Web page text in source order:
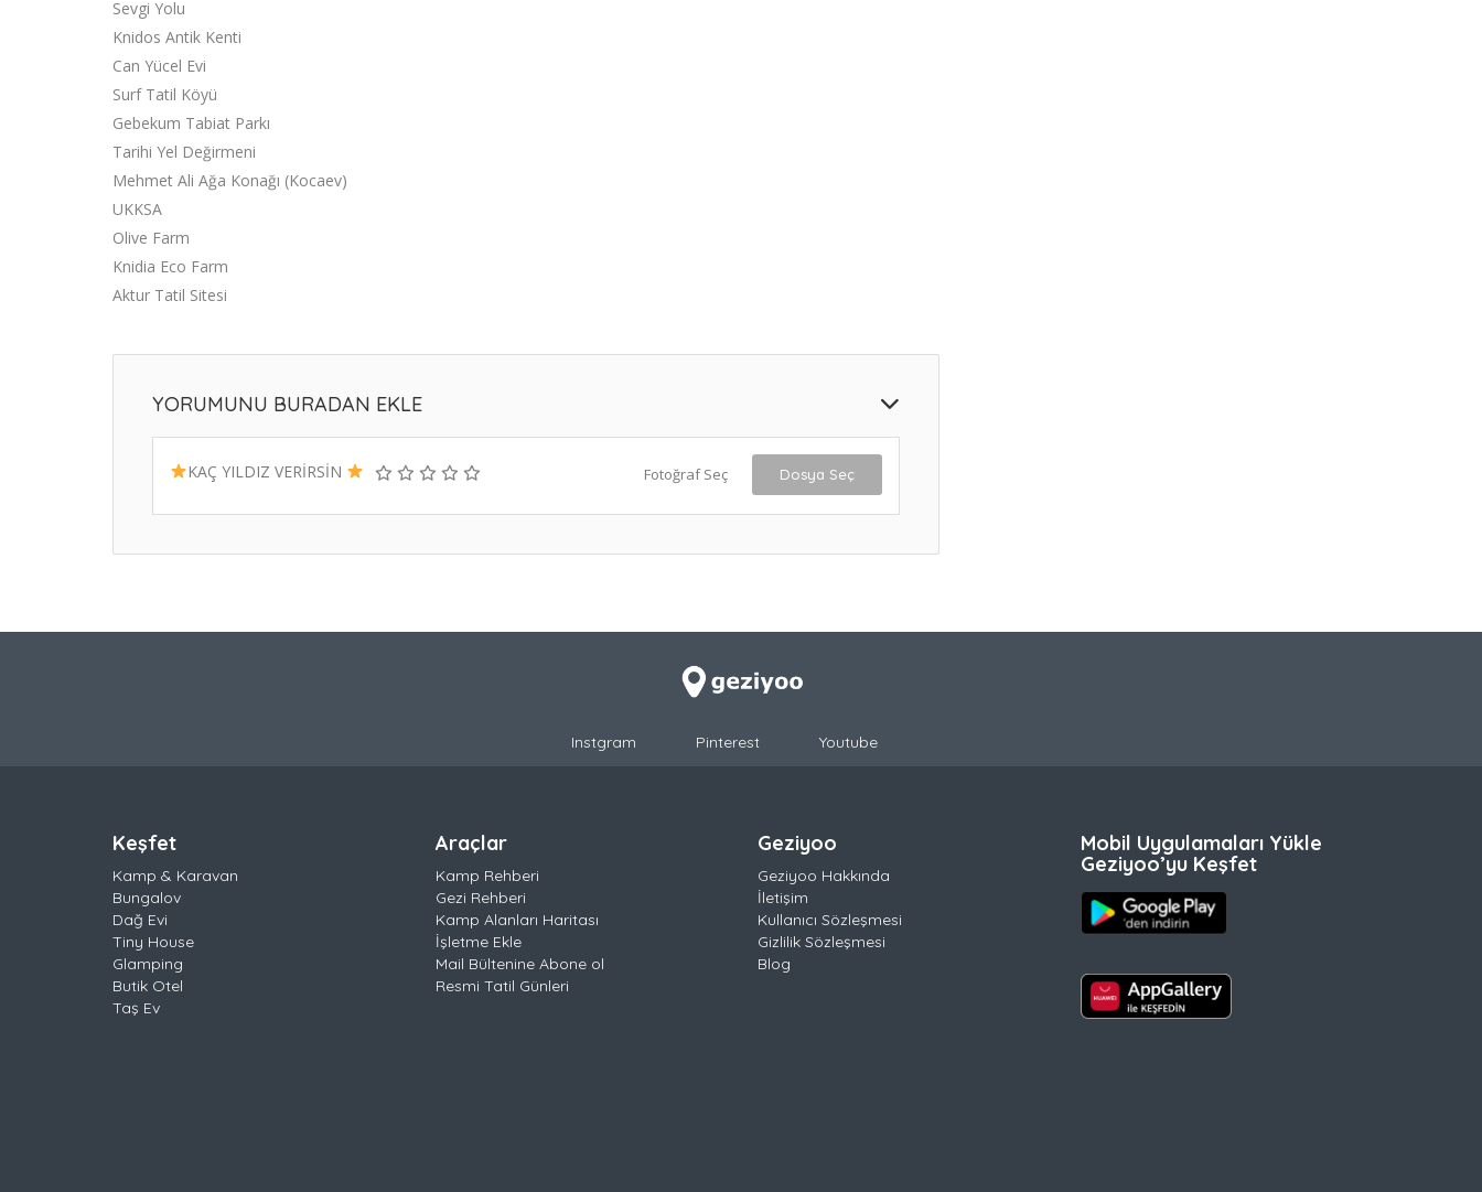
Sevgi Yolu
Knidos Antik Kenti
Can Yücel Evi
Surf Tatil Köyü
Gebekum Tabiat Parkı
Tarihi Yel Değirmeni
Mehmet Ali Ağa Konağı (Kocaev)
UKKSA
Olive Farm
Knidia Eco Farm
Aktur Tatil Sitesi
YORUMUNU BURADAN EKLE
KAÇ YILDIZ VERİRSİN Fotoğraf Seç Dosya Seç
Instgram Pinterest Youtube
Keşfet
Kamp & Karavan
Bungalov
Dağ Evi
Tiny House
Glamping
Butik Otel
Taş Ev
Araçlar
Kamp Rehberi
Gezi Rehberi
Kamp Alanları Haritası
İşletme Ekle
Mail Bültenine Abone ol
Resmi Tatil Günleri
Geziyoo
Geziyoo Hakkında
İletişim
Kullanıcı Sözleşmesi
Gizlilik Sözleşmesi
Blog
Mobil Uygulamaları Yükle
Geziyoo’yu Keşfet